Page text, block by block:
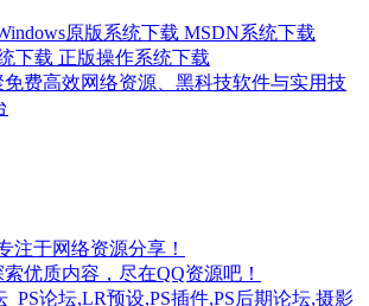
原版系统下载 MSDN系统下载
下载 正版操作系统下载
免费高效网络资源、黑科技软件与实用技
注于网络资源分享！
优质内容，尽在QQ资源吧！
论坛,LR预设,PS插件,PS后期论坛,摄影